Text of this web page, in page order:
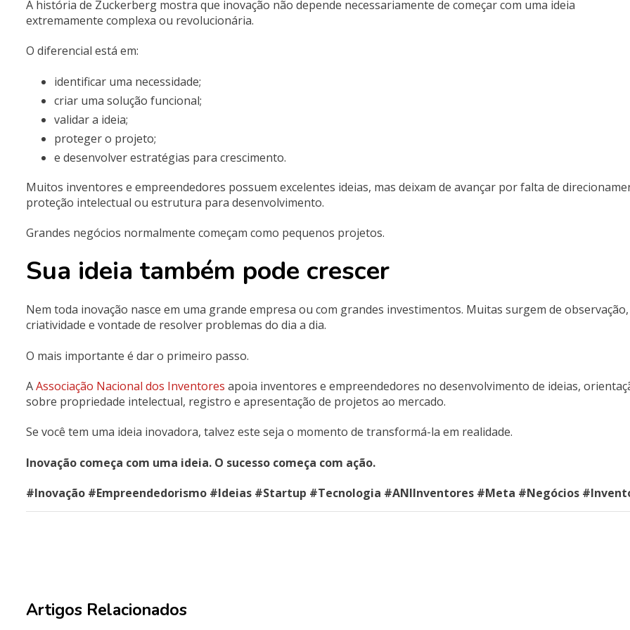
A história de Zuckerberg mostra que inovação não depende necessariamente de começar com uma ideia
extremamente complexa ou revolucionária.
O diferencial está em:
identificar uma necessidade;
criar uma solução funcional;
validar a ideia;
proteger o projeto;
e desenvolver estratégias para crescimento.
Muitos inventores e empreendedores possuem excelentes ideias, mas deixam de avançar por falta de
proteção intelectual ou estrutura para desenvolvimento.
Grandes negócios normalmente começam como pequenos projetos.
Sua ideia também pode crescer
Nem toda inovação nasce em uma grande empresa ou com grandes investimentos. Muitas surgem de observação,
criatividade e vontade de resolver problemas do dia a dia.
O mais importante é dar o primeiro passo.
AAssociação Nacional dos Inventores apoia inventores e empreendedores no desenvolvimento de ideias,
sobre propriedade intelectual, registro e apresentação de projetos ao mercado.
Se você tem uma ideia inovadora, talvez este seja o momento de transformá-la em realidade.
Inovação começa com uma ideia. O sucesso começa com ação.
#Inovação #Empreendedorismo #Ideias #Startup #Tecnologia #ANIInventores #Meta #Negócios
Artigos Relacionados